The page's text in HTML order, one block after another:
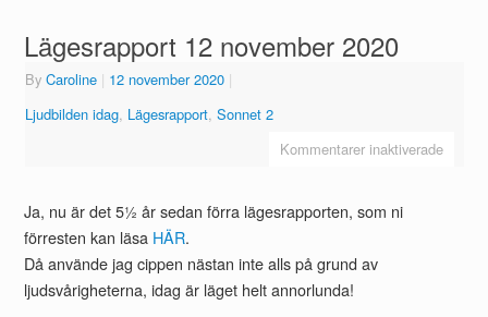
Lägesrapport 12 november 2020
By Caroline | 12 november 2020 |
Ljudbilden idag, Lägesrapport, Sonnet 2
Kommentarer inaktiverade
Ja, nu är det 5½ år sedan förra lägesrapporten, som ni
förresten kan läsa HÄR.
Då använde jag cippen nästan inte alls på grund av
ljudsvårigheterna, idag är läget helt annorlunda!